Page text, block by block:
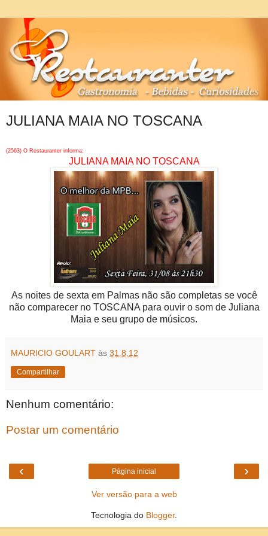
JULIANA MAIA NO TOSCANA
(2563) O Restauranter informa:
JULIANA MAIA NO TOSCANA
As noites de sexta em Palmas não são completas se você
não comparecer no TOSCANA para ouvir o som de Juliana
Maia e seu grupo de músicos.
MAURICIO GOULART às 31.8.12
Compartilhar
Nenhum comentário:
Postar um comentário
‹ ›
Página inicial
Ver versão para a web
Tecnologia do Blogger.